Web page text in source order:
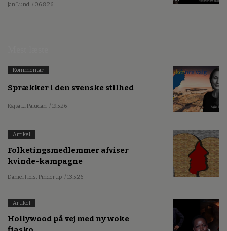
Jan Lund / 06.8.26
Kommentar
Sprækker i den svenske stilhed
Kajsa Li Paludan / 19.5.26
Artikel
Folketingsmedlemmer afviser
kvinde-kampagne
Daniel Holst Pinderup / 13.5.26
Artikel
Hollywood på vej med ny woke